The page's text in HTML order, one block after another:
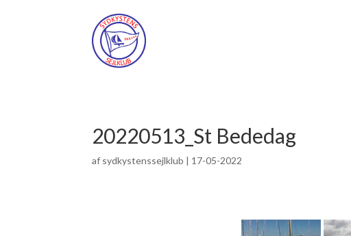
20220513_St Bededag
af sydkystenssejlklub | 17-05-2022